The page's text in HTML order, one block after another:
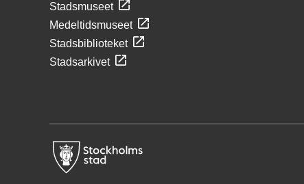
Stadsmuseet
Medeltidsmuseet
Stadsbiblioteket
Stadsarkivet